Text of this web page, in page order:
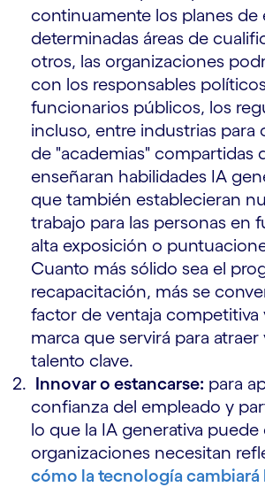
continuamente los planes de
determinadas áreas de
otros, las organizaciones
con los responsables
funcionarios públicos, los
incluso, entre industrias para
de "academias" compartidas
enseñaran habilidades IA
que también establecieran
trabajo para las personas en
alta exposición o
Cuanto más sólido sea el
recapacitación, más se
factor de ventaja
marca que servirá para atraer
talento clave.
Innovar o estancarse: para
confianza del empleado y
lo que la IA generativa puede
organizaciones necesitan
cómo la tecnología cambiará